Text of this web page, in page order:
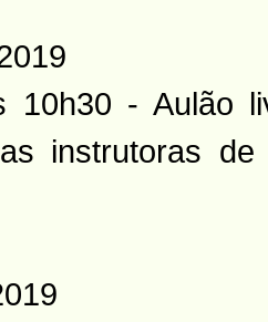
10h30 - Aulão
instrutoras